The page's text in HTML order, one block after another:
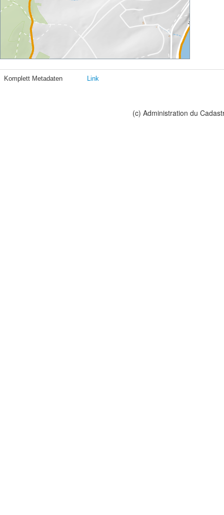
Komplett Metadaten Link
(c) Administration du